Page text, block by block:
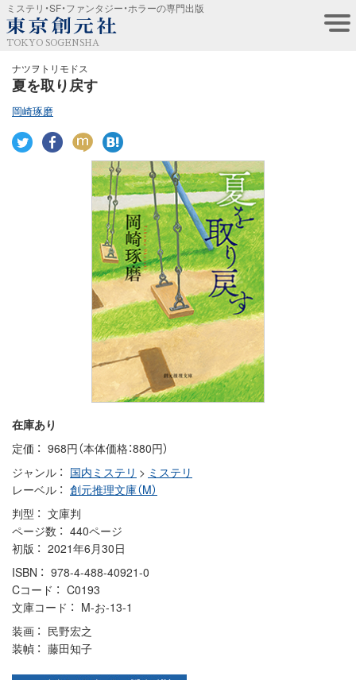
ミステリ・SF・ファンタジー・ホラーの専門出版
TOKYO SOGENSHA
ナツヲトリモドス
夏を取り戻す
岡崎琢磨
在庫あり
定価
968円（本体価格：880円）
ジャンル
国内ミステリ > ミステリ
レーベル
創元推理文庫（M）
判型
文庫判
ページ数
440ページ
初版
2021年6月30日
ISBN
978-4-488-40921-0
Cコード
C0193
文庫コード
M-お-13-1
装画
民野宏之
装幀
藤田知子